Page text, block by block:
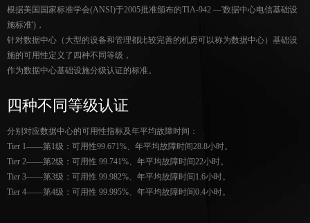
根据美国国家标准学会(ANSI)于2005批准颁布的TIA-942 —'数据中心电信基础设
施标准')，
针对数据中心（大型的设备和管理都比较完善的机房可以称为数据中心）基础设
施的可用性定义了四种不同等级，
作为数据中心基础设施分级认证的标准。
四种不同等级认证
分别对应数据中心的可用性指标及年平均故障时间：
Tier 1——第1级：可用性99.671%、年平均故障时间28.8小时。
Tier 2——第2级：可用性 99.741%、年平均故障时间22小时。
Tier 3——第3级：可用性 99.982%、年平均故障时间1.6小时。
Tier 4——第4级：可用性 99.995%、年平均故障时间0.4小时。